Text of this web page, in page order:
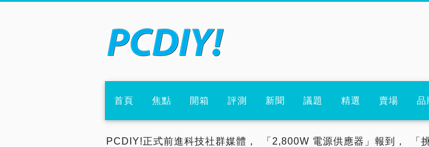
首頁 焦點 開箱 評測 新聞 議題 精選 賣場 品
PCDIY!正式前進科技社群媒體，
「2,800W 電源供應器」報到，
「